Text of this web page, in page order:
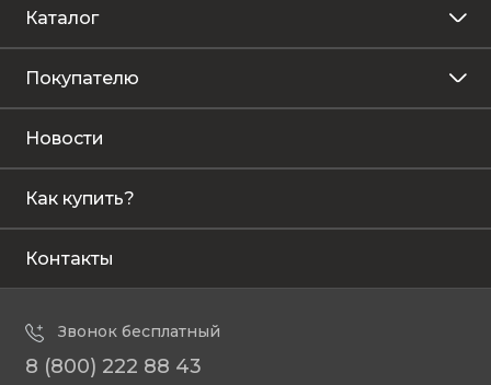
Каталог
Покупателю
Новости
Как купить?
Контакты
Звонок бесплатный
8 (800) 222 88 43